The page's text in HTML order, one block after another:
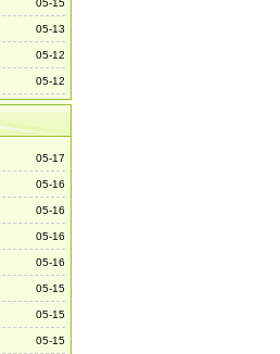
05-15
05-13
05-12
05-12
05-17
05-16
05-16
05-16
05-16
05-15
05-15
05-15